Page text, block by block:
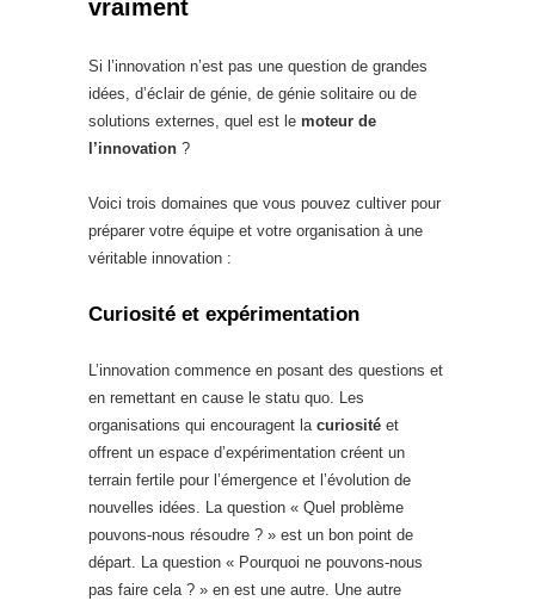
vraiment
Si l’innovation n’est pas une question de grandes
idées, d’éclair de génie, de génie solitaire ou de
solutions externes, quel est le moteur de
l’innovation ?
Voici trois domaines que vous pouvez cultiver pour
préparer votre équipe et votre organisation à une
véritable innovation :
Curiosité et expérimentation
L’innovation commence en posant des questions et
en remettant en cause le statu quo. Les
organisations qui encouragent la curiosité et
offrent un espace d’expérimentation créent un
terrain fertile pour l’émergence et l’évolution de
nouvelles idées. La question « Quel problème
pouvons-nous résoudre ? » est un bon point de
départ. La question « Pourquoi ne pouvons-nous
pas faire cela ? » en est une autre. Une autre